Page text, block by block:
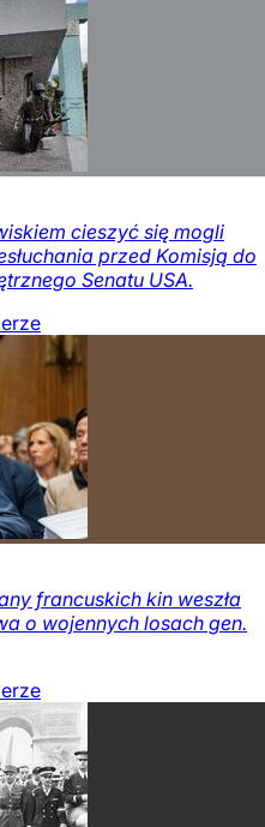
cieszyć się mogli
przed Komisją do
Senatu USA.
francuskich kin weszła
o wojennych losach gen.